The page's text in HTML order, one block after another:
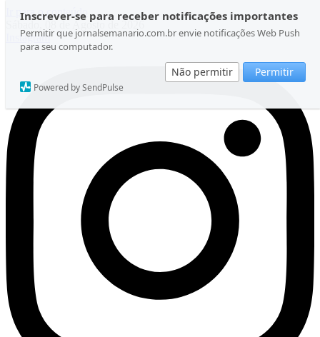
Inscrever-se para receber notificações importantes
Permitir que jornalsemanario.com.br envie notificações Web Push
para seu computador.
Não permitir Permitir
Powered by SendPulse
Ir para o conteúdo
Sábado, 08 de Agosto de 2026
Instagram